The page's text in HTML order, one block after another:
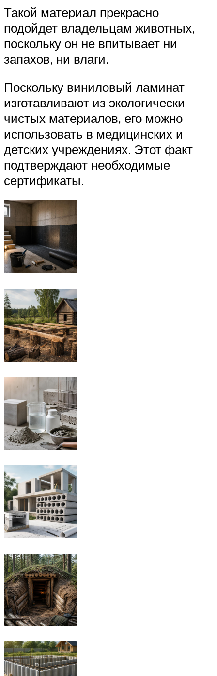
Такой материал прекрасно
подойдет владельцам животных,
поскольку он не впитывает ни
запахов, ни влаги.
Поскольку виниловый ламинат
изготавливают из экологически
чистых материалов, его можно
использовать в медицинских и
детских учреждениях. Этот факт
подтверждают необходимые
сертификаты.